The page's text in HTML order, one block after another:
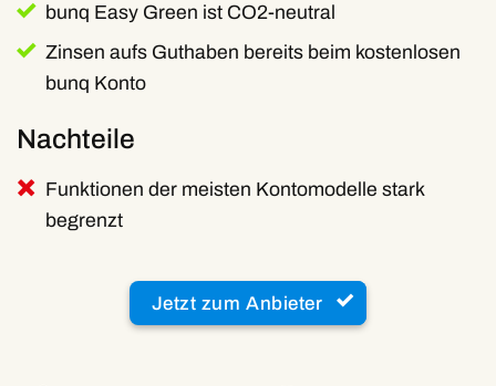
bunq Easy Green ist CO2-neutral
Zinsen aufs Guthaben bereits beim kostenlosen
bunq Konto
Nachteile
Funktionen der meisten Kontomodelle stark
begrenzt
Jetzt zum Anbieter